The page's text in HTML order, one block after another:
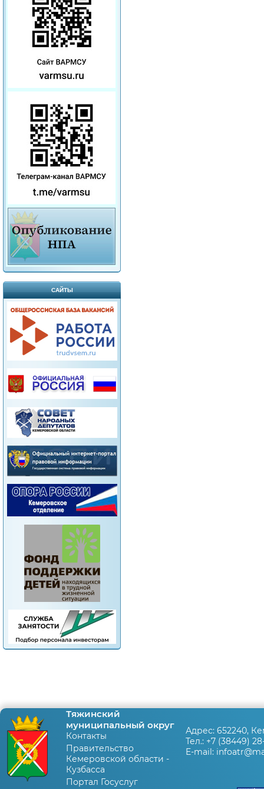
САЙТЫ
Тяжинский
муниципальный округ
Контакты
Правительство
Кемеровской области -
Кузбасса
Портал Госуслуг
Адрес: 652240,
Тел.: +7 (38449)
E-mail: